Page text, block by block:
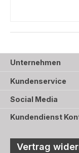
Unternehmen
Kundenservice
Social Media
Kundendienst
Vertrag